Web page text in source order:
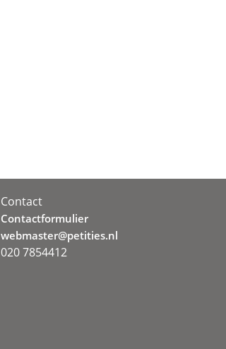
Contact
Contactformulier
webmaster@petities.nl
020 7854412